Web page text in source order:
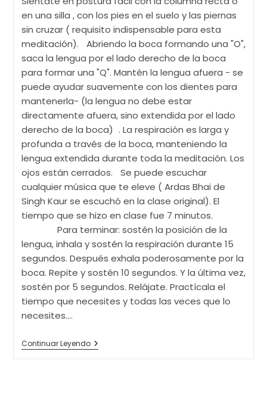
en una silla , con los pies en el suelo y las piernas
sin cruzar ( requisito indispensable para esta
meditación). Abriendo la boca formando una "O",
saca la lengua por el lado derecho de la boca
para formar una "Q". Mantén la lengua afuera - se
puede ayudar suavemente con los dientes para
mantenerla- (la lengua no debe estar
directamente afuera, sino extendida por el lado
derecho de la boca) . La respiración es larga y
profunda a través de la boca, manteniendo la
lengua extendida durante toda la meditación. Los
ojos están cerrados. Se puede escuchar
cualquier música que te eleve ( Ardas Bhai de
Singh Kaur se escuchó en la clase original). El
tiempo que se hizo en clase fue 7 minutos.
Para terminar: sostén la posición de la
lengua, inhala y sostén la respiración durante 15
segundos. Después exhala poderosamente por la
boca. Repite y sostén 10 segundos. Y la última vez,
sostén por 5 segundos. Relájate. Practícala el
tiempo que necesites y todas las veces que lo
necesites.…
Continuar LeyendoMEDITACIÓN
PARA